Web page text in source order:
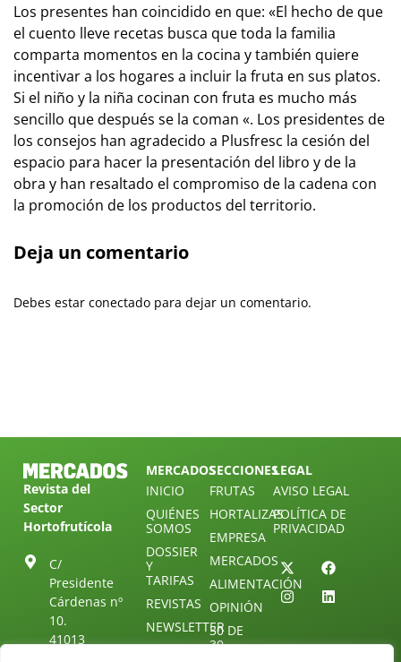
Los presentes han coincidido en que: «El hecho de que
el cuento lleve recetas busca que toda la familia
comparta momentos en la cocina y también quiere
incentivar a los hogares a incluir la fruta en sus platos.
Si el niño y la niña cocinan con fruta es mucho más
sencillo que después se la coman «. Los presidentes de
los consejos han agradecido a Plusfresc la cesión del
espacio para hacer la presentación del libro y de la
obra y han resaltado el compromiso de la cadena con
la promoción de los productos del territorio.
Deja un comentario
Debes estar conectado para dejar un comentario.
Revista del
Sector
Hortofrutícola
C/
Presidente
Cárdenas nº
10.
41013
MERCADOS
INICIO
QUIÉNES
SOMOS
DOSSIER
Y
TARIFAS
REVISTAS
NEWSLETTER
SUSCRIPCIÓN
SECCIONES
FRUTAS
HORTALIZAS
EMPRESA
MERCADOS
ALIMENTACIÓN
OPINIÓN
30 DE
30
LEGAL
AVISO LEGAL
POLÍTICA DE
PRIVACIDAD